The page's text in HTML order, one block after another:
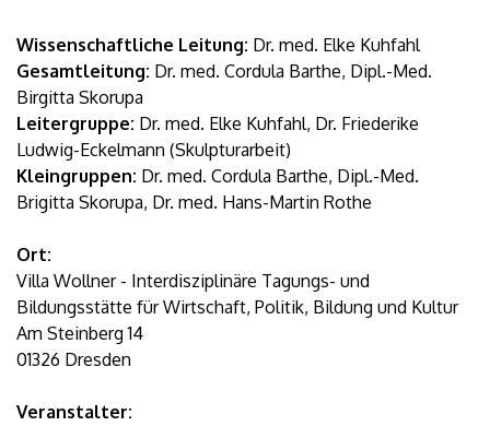
Wissenschaftliche Leitung: Dr. med. Elke Kuhfahl
Gesamtleitung: Dr. med. Cordula Barthe, Dipl.-Med.
Birgitta Skorupa
Leitergruppe: Dr. med. Elke Kuhfahl, Dr. Friederike
Ludwig-Eckelmann (Skulpturarbeit)
Kleingruppen: Dr. med. Cordula Barthe, Dipl.-Med.
Brigitta Skorupa, Dr. med. Hans-Martin Rothe
Ort:
Villa Wollner - Interdisziplinäre Tagungs- und
Bildungsstätte für Wirtschaft, Politik, Bildung und Kultur
Am Steinberg 14
01326 Dresden
Veranstalter: